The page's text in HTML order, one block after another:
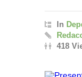
In
418